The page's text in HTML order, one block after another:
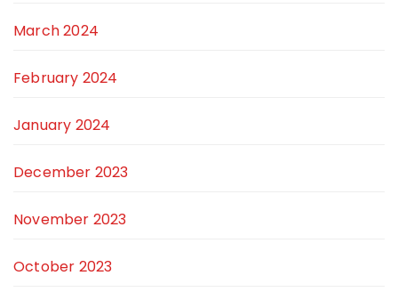
March 2024
February 2024
January 2024
December 2023
November 2023
October 2023